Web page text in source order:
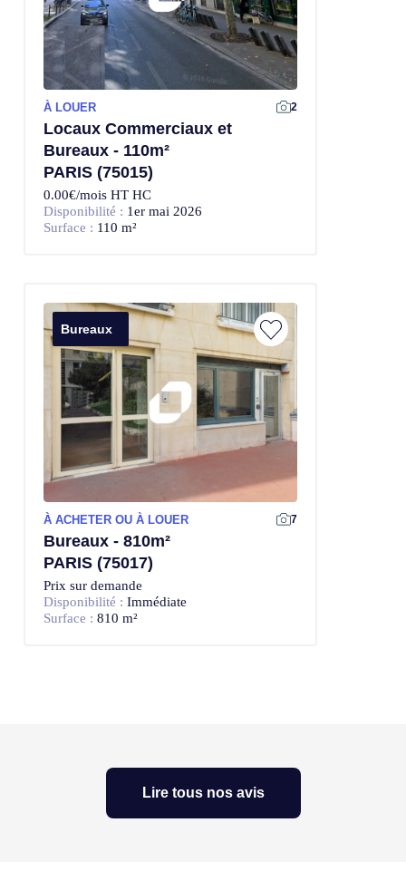
À LOUER 2
Locaux Commerciaux et
Bureaux - 110m²
PARIS (75015)
0.00€/mois HT HC
Disponibilité : 1er mai 2026
Surface : 110 m²
Bureaux
À ACHETER OU À LOUER 7
Bureaux - 810m²
PARIS (75017)
Prix sur demande
Disponibilité : Immédiate
Surface : 810 m²
Lire tous nos avis